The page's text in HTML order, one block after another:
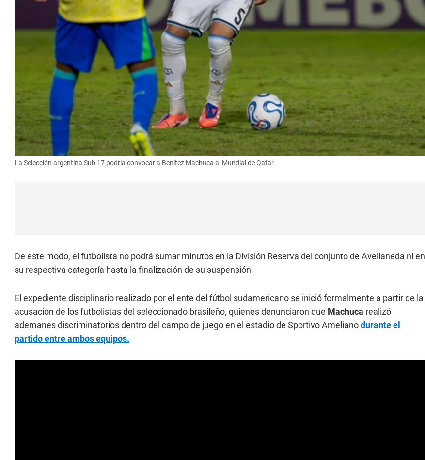
La Selección argentina Sub 17 podría convocar a Benítez Machuca al Mundial de Qatar.
De este modo, el futbolista no podrá sumar minutos en la División Reserva del conjunto de Avellaneda ni en
su respectiva categoría hasta la finalización de su suspensión.
El expediente disciplinario realizado por el ente del fútbol sudamericano se inició formalmente a partir de la
acusación de los futbolistas del seleccionado brasileño, quienes denunciaron que Machuca realizó
ademanes discriminatorios dentro del campo de juego en el estadio de Sportivo Amelianodurante el
partido entre ambos equipos.